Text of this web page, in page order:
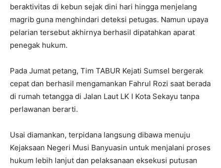
beraktivitas di kebun sejak dini hari hingga menjelang
magrib guna menghindari deteksi petugas. Namun upaya
pelarian tersebut akhirnya berhasil dipatahkan aparat
penegak hukum.
Pada Jumat petang, Tim TABUR Kejati Sumsel bergerak
cepat dan berhasil mengamankan Fahrul Rozi saat berada
di rumah tetangga di Jalan Laut LK I Kota Sekayu tanpa
perlawanan berarti.
Usai diamankan, terpidana langsung dibawa menuju
Kejaksaan Negeri Musi Banyuasin untuk menjalani proses
hukum lebih lanjut dan pelaksanaan eksekusi putusan